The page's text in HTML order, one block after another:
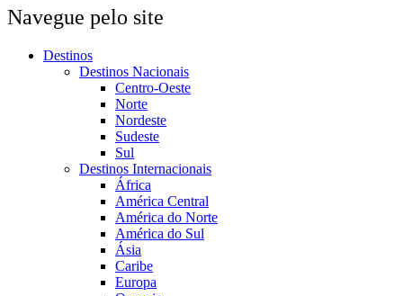
Navegue pelo site
Destinos
Destinos Nacionais
Centro-Oeste
Norte
Nordeste
Sudeste
Sul
Destinos Internacionais
África
América Central
América do Norte
América do Sul
Ásia
Caribe
Europa